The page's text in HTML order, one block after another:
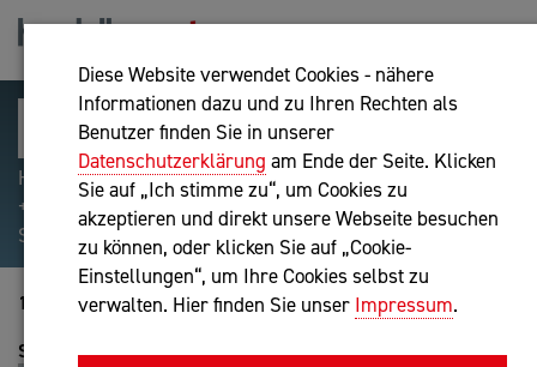
Diese Website verwendet Cookies - nähere
Informationen dazu und zu Ihren Rechten als
Benutzer finden Sie in unserer
Datenschutzerklärung am Ende der Seite. Klicken
Sie auf „Ich stimme zu“, um Cookies zu
akzeptieren und direkt unsere Webseite besuchen
zu können, oder klicken Sie auf „Cookie-
Einstellungen“, um Ihre Cookies selbst zu
verwalten. Hier finden Sie unser Impressum.
Hilfreiche Suchparameter: Begriff einschließen:
+webshop, Begriff ausschließen: -webshop, Exakter
Suchbegriff: "internet of things"
1-20 von 71
Sortierung